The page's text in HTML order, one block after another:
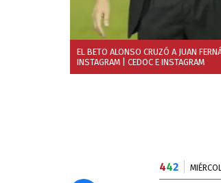
EL BETO ALONSO CRUZÓ A JUAN
INSTAGRAM | CEDOC E INSTAGRAM
442